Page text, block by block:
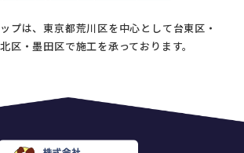
プは、東京都荒川区を中心として台東区・
区・墨田区で施工を承っております。